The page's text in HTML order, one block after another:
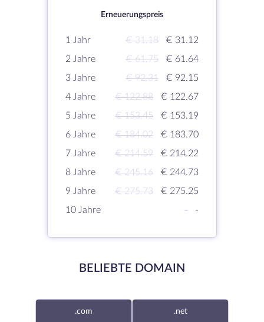
Erneuerungspreis
1 Jahr € 31.18
€ 31.12
2 Jahre
€ 61.75
€ 61.64
3 Jahre
€ 92.31
€ 92.15
4 Jahre
€ 122.88
€ 122.67
5 Jahre
€ 153.45
€ 153.19
6 Jahre
€ 184.02
€ 183.70
7 Jahre
€ 214.59
€ 214.22
8 Jahre
€ 245.16
€ 244.73
9 Jahre
€ 275.73
€ 275.25
10 Jahre
- -
BELIEBTE DOMAIN
.com .net